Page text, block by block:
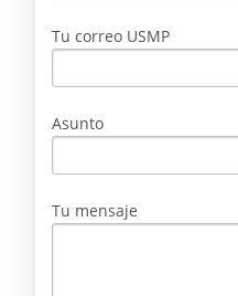
Tu correo USMP
Asunto
Tu mensaje